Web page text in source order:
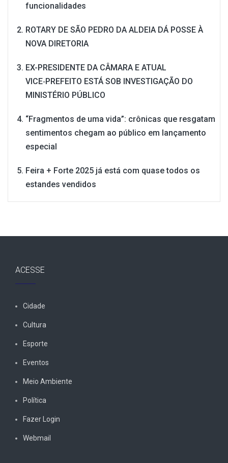
funcionalidades
ROTARY DE SÃO PEDRO DA ALDEIA DÁ POSSE À
NOVA DIRETORIA
EX-PRESIDENTE DA CÂMARA E ATUAL
VICE‑PREFEITO ESTÁ SOB INVESTIGAÇÃO DO
MINISTÉRIO PÚBLICO
“Fragmentos de uma vida”: crônicas que resgatam
sentimentos chegam ao público em lançamento
especial
Feira + Forte 2025 já está com quase todos os
estandes vendidos
ACESSE
Cidade
Cultura
Esporte
Eventos
Meio Ambiente
Política
Fazer Login
Webmail